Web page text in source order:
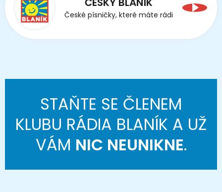
České písničky, které máte rádi
STAŇTE SE ČLENEM
KLUBU RÁDIA BLANÍK A UŽ
VÁM NIC NEUNIKNE.